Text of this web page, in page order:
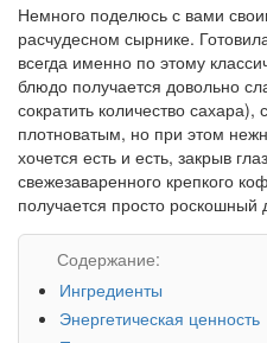
Немного поделюсь с вами
расчудесном сырнике.
всегда именно по этому
блюдо получается довольно
сократить количество
плотноватым, но при этом
хочется есть и есть, закрыв
свежезаваренного крепкого
получается просто роскошный
Содержание:
Ингредиенты
Энергетическая ценность